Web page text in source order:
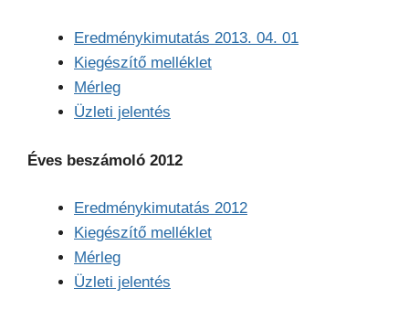
Eredménykimutatás 2013. 04. 01
Kiegészítő melléklet
Mérleg
Üzleti jelentés
Éves beszámoló 2012
Eredménykimutatás 2012
Kiegészítő melléklet
Mérleg
Üzleti jelentés